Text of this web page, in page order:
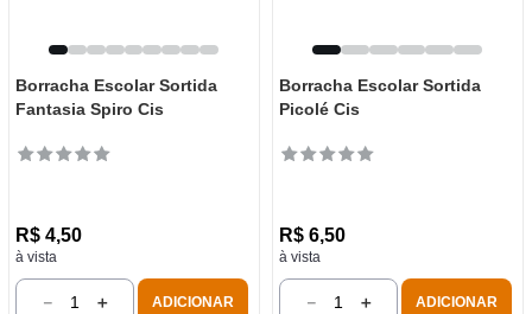
Borracha Escolar Sortida
Fantasia Spiro Cis
R$ 4,50
à vista
＋
－ ADICIONAR
Borracha Escolar Sortida
Picolé Cis
R$ 6,50
à vista
＋
－ ADICIONAR